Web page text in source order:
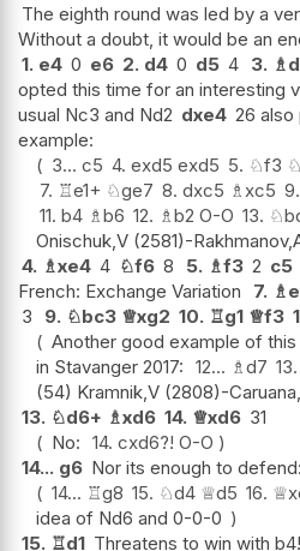
The eighth round was led by a
Without a doubt, it would be an
1. e4 0 e6 2. d4 0 d5 4 3. ♗
opted this time for an interesting
usual Nc3 and Nd2 dxe4 26
example:
3... c5 4. exd5 exd5 5. ♘f3 ♘
7. ♖e1+ ♘ge7 8. dxc5 ♗ xc5 9.
11. b4 ♗b6 12. ♗b2 O-O 13. ♘
Onischuk,V (2581)-
4. ♗xe4 4 ♘f6 8 5. ♗f3 2 c5
French: Exchange Variation
7. ♗
3
9. ♘bc3 ♕xg2 10. ♖g1 ♕f3
Another good example of
in Stavanger 2017: 12... ♗d7 13.
(54) Kramnik,V (2808)-
13. ♘d6+ ♗xd6 14. ♕xd6 31
No: 14. cxd6?! O-O
14... g6 Nor its enough to defend:
14... ♖g8 15. ♘d4 ♕d5 16. ♕
idea of Nd6 and 0-0-0
15. ♖d1 Threatens to win with b4!